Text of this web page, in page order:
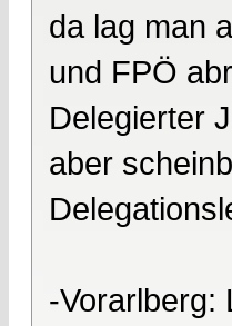
da lag man
und FPÖ
Delegierter
aber
-Vorarlberg: